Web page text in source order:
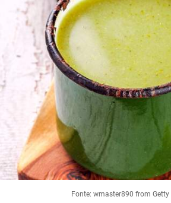
Fonte: wmaster890 from Getty